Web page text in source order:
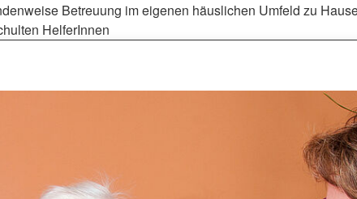
Betreuung im eigenen häuslichen Umfeld zu
HelferInnen